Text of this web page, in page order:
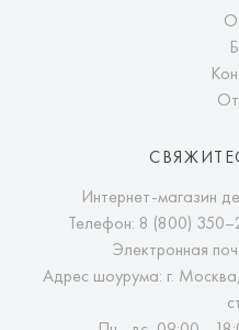
О
Интернет-магазин
Телефон: 8 (800)
Электронная
Адрес шоурума: г.